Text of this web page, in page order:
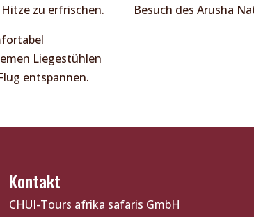
zu erfrischen.
Liegestühlen
entspannen.
Besuch des Arusha
Kontakt
CHUI-Tours afrika safaris GmbH